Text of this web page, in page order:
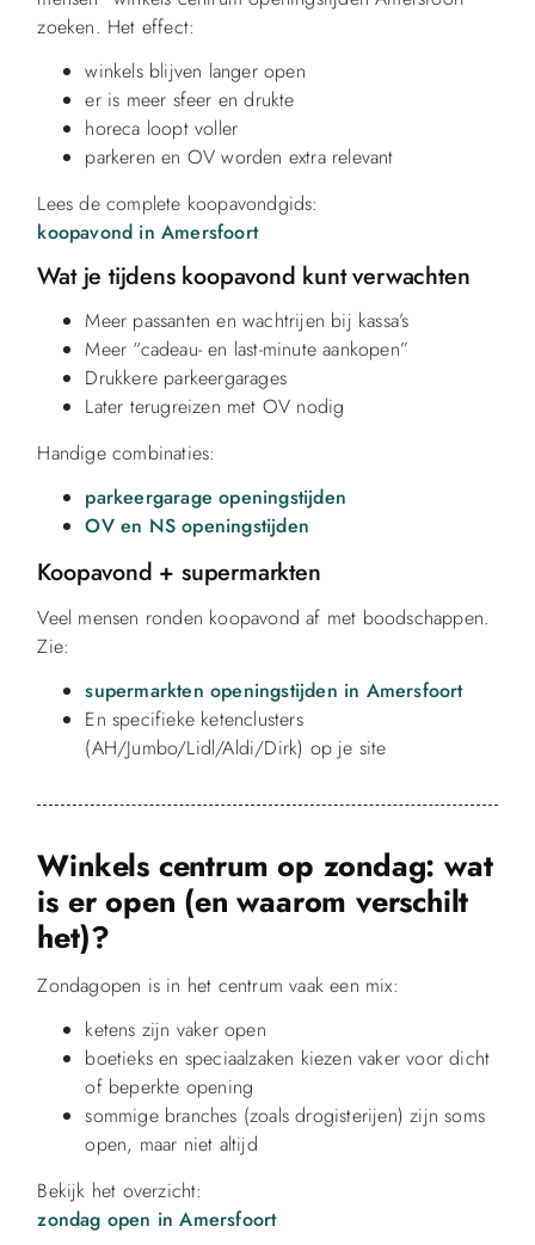
zoeken. Het effect:
winkels blijven langer open
er is meer sfeer en drukte
horeca loopt voller
parkeren en OV worden extra relevant
Lees de complete koopavondgids:
koopavond in Amersfoort
Wat je tijdens koopavond kunt verwachten
Meer passanten en wachtrijen bij kassa’s
Meer “cadeau- en last-minute aankopen”
Drukkere parkeergarages
Later terugreizen met OV nodig
Handige combinaties:
parkeergarage openingstijden
OV en NS openingstijden
Koopavond + supermarkten
Veel mensen ronden koopavond af met boodschappen.
Zie:
supermarkten openingstijden in Amersfoort
En specifieke ketenclusters
(AH/Jumbo/Lidl/Aldi/Dirk) op je site
Winkels centrum op zondag: wat
is er open (en waarom verschilt
het)?
Zondagopen is in het centrum vaak een mix:
ketens zijn vaker open
boetieks en speciaalzaken kiezen vaker voor dicht
of beperkte opening
sommige branches (zoals drogisterijen) zijn soms
open, maar niet altijd
Bekijk het overzicht:
zondag open in Amersfoort